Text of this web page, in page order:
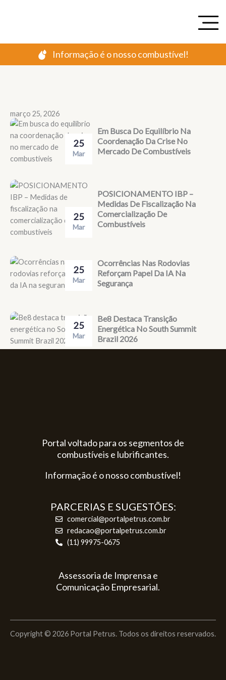
Informação é o nosso combustível!
março 25, 2026
25
Mar
Em Busca Do Equilíbrio Na
Coordenação Da Crise No
Mercado De Combustíveis
25
Mar
POSICIONAMENTO IBP –
Medidas De Fiscalização Na
Comercialização De
Combustíveis
25
Mar
Ocorrências Nas Rodovias
Reforçam Papel Da IA Na
Segurança
25
Mar
Be8 Destaca Transição
Energética No South Summit
Brazil 2026
Portal voltado para os segmentos de
combustíveis e lubrificantes.
Informação é o nosso combustível!
PARCERIAS E SUGESTÕES:
comercial@portalpetrus.com.br
redacao@portalpetrus.com.br
(11) 99975-0675
Assessoria de Imprensa e
Comunicação Empresarial.
Copyright © 2026 Portal Petrus. Todos os direitos reservados.